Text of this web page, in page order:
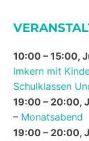
10:00 – 15:00,
Imkern mit
Schulklassen
19:00 – 20:00,
– Monatsabend
19:00 – 20:00,